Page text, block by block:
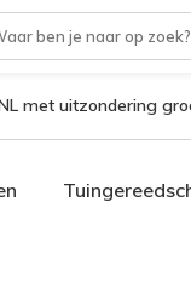
met uitzondering